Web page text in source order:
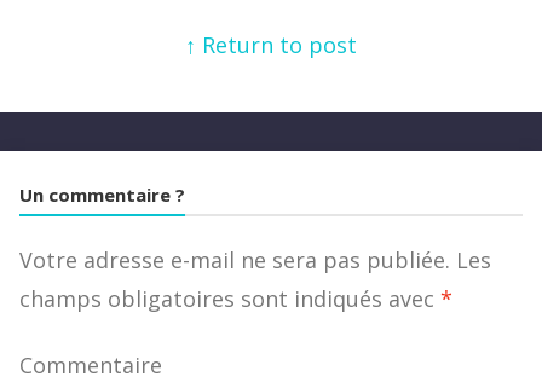
↑ Return to post
Un commentaire ?
Votre adresse e-mail ne sera pas publiée. Les
champs obligatoires sont indiqués avec *
Commentaire